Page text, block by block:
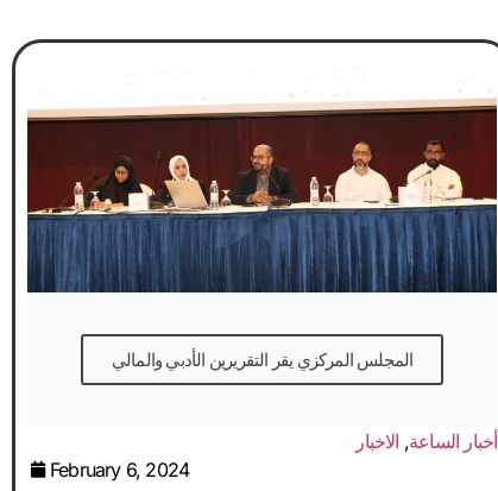
المجلس المركزي يقر التقريرين الأدبي والمالي
أخبار الساعة, الاخبار
February 6, 2024